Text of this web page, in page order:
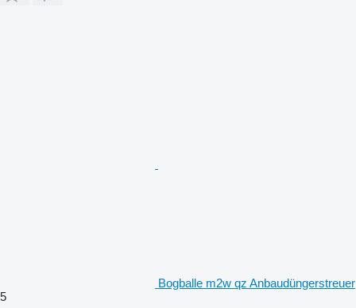
Bogballe m2w qz Anbaudüngerstreuer
5